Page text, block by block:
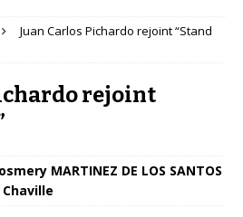
Juan Carlos Pichardo rejoint “Stand
rejoint
MARTINEZ DE LOS SANTOS